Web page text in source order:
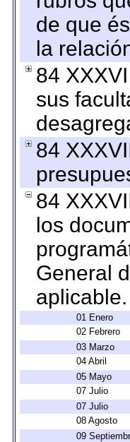
de que
la
84
sus
84
84
los
General
aplicable.
01 Enero
02 Febrero
03 Marzo
04 Abril
05 Mayo
07 Julio
07 Julio
08 Agosto
09